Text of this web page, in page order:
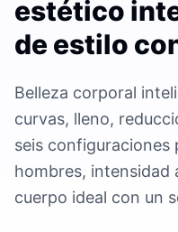
estético
de estilo
Belleza corporal
curvas, lleno,
seis configuraciones
hombres, intensidad
cuerpo ideal con un